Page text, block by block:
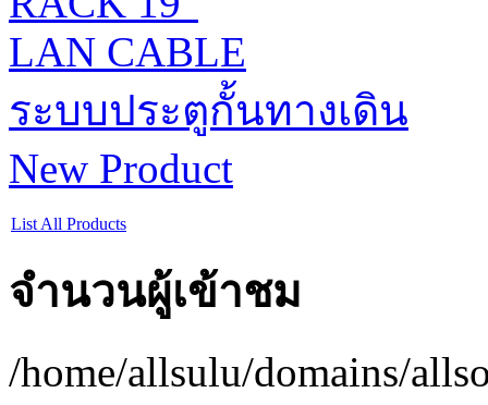
LAN CABLE
ระบบประตูกั้นทางเดิน
New Product
List All Products
จำนวนผู้เข้าชม
/home/allsulu/domains/